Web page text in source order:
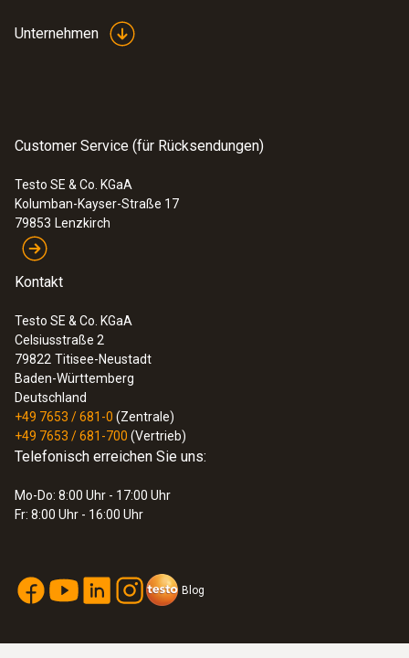
Unternehmen
Customer Service (für Rücksendungen)
Testo SE & Co. KGaA
Kolumban-Kayser-Straße 17
79853 Lenzkirch
Kontakt
Testo SE & Co. KGaA
Celsiusstraße 2
79822 Titisee-Neustadt
Baden-Württemberg
Deutschland
+49 7653 / 681-0 (Zentrale)
+49 7653 / 681-700 (Vertrieb)
Telefonisch erreichen Sie uns:
Mo-Do: 8:00 Uhr - 17:00 Uhr
Fr: 8:00 Uhr - 16:00 Uhr
Blog